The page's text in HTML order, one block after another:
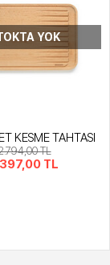
YOK
KESME TAHTASI
TL
TL